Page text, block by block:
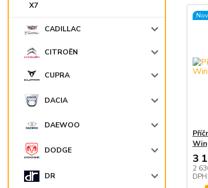
X7
CADILLAC
CITROËN
CUPRA
DACIA
DAEWOO
DODGE
DR
3
2
DPH